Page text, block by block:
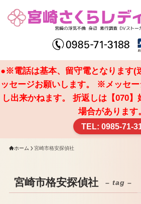
●※電話は基本、留守電となります(
ッセージお願いします。 ※メッセ
し出来かねます。 折返しは【070
場合があります
TEL: 0985-71-
ホーム 宮崎市格安探偵社
宮崎市格安探偵社 – tag –